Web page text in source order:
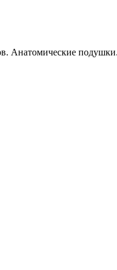
Анатомические